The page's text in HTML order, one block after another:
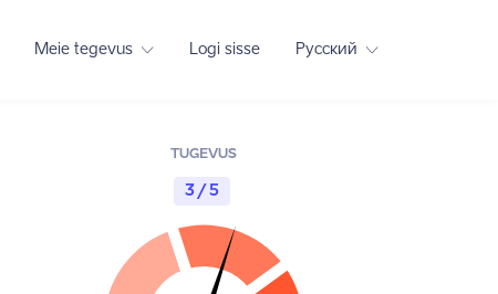
Meie tegevus Logi sisse Русский
TUGEVUS
3 / 5